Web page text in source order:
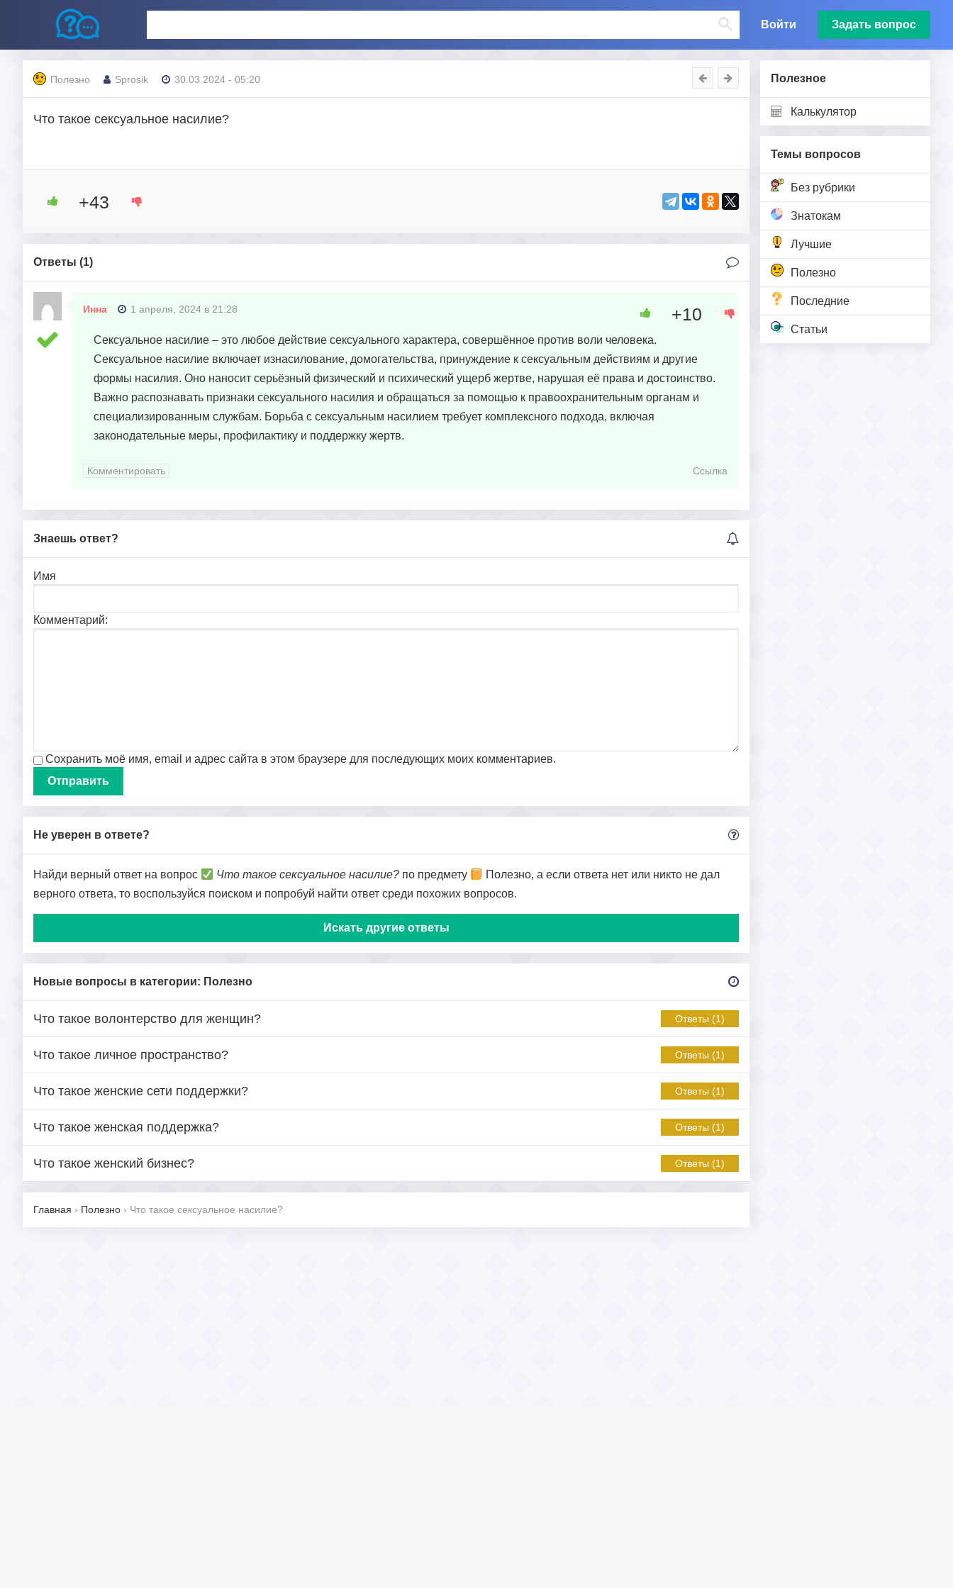
Войти Задать вопрос
Полезное
Калькулятор
Темы вопросов
Без рубрики
Знатокам
Лучшие
Полезно
Последние
Статьи
Полезно Sprosik 30.03.2024 - 05:20
Что такое сексуальное насилие?
+43
Ответы (1)
Инна 1 апреля, 2024 в 21:28
Сексуальное насилие – это любое действие сексуального характера, совершённое против воли человека.
Сексуальное насилие включает изнасилование, домогательства, принуждение к сексуальным действиям и другие
формы насилия. Оно наносит серьёзный физический и психический ущерб жертве, нарушая её права и достоинство.
Важно распознавать признаки сексуального насилия и обращаться за помощью к правоохранительным органам и
специализированным службам. Борьба с сексуальным насилием требует комплексного подхода, включая
законодательные меры, профилактику и поддержку жертв.
+10
Комментировать Ссылка
Знаешь ответ?
Имя
Комментарий:
Сохранить моё имя, email и адрес сайта в этом браузере для последующих моих комментариев.
Не уверен в ответе?
Найди верный ответ на вопрос Что такое сексуальное насилие? по предмету
Полезно, а если ответа нет или никто не дал
верного ответа, то воспользуйся поиском и попробуй найти ответ среди похожих вопросов.
Искать другие ответы
Новые вопросы в категории: Полезно
Что такое волонтерство для женщин? Ответы (1)
Что такое личное пространство? Ответы (1)
Что такое женские сети поддержки? Ответы (1)
Что такое женская поддержка? Ответы (1)
Что такое женский бизнес? Ответы (1)
Главная › Полезно › Что такое сексуальное насилие?